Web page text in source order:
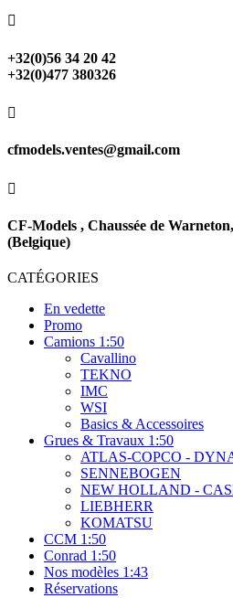

+32(0)56 34 20 42
+32(0)477 380326

cfmodels.ventes@gmail.com

CF-Models , Chaussée de
(Belgique)
CATÉGORIES
En vedette
Promo
Camions 1:50
Cavallino
TEKNO
IMC
WSI
Basics & Accessoires
Grues & Travaux 1:50
ATLAS-COPCO -
SENNEBOGEN
NEW HOLLAND -
LIEBHERR
KOMATSU
CCM 1:50
Conrad 1:50
Nos modèles 1:43
Réservations